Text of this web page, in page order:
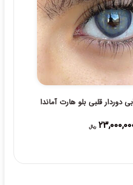
دوردار قلبی بلو هارت آماندا
ریال